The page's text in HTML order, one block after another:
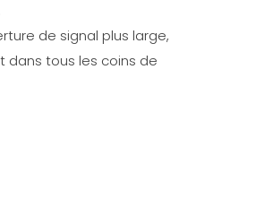
de signal plus large,
dans tous les coins de